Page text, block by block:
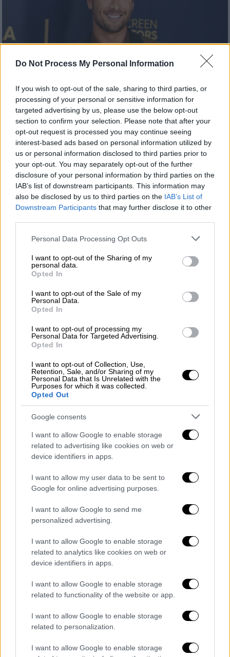
Do Not Process My Personal Information
If you wish to opt-out of the sale, sharing to third parties, or
processing of your personal or sensitive information for
targeted advertising by us, please use the below opt-out
section to confirm your selection. Please note that after your
opt-out request is processed you may continue seeing
interest-based ads based on personal information utilized by
us or personal information disclosed to third parties prior to
your opt-out. You may separately opt-out of the further
disclosure of your personal information by third parties on the
IAB’s list of downstream participants. This information may
also be disclosed by us to third parties on the IAB’s List of
Downstream Participants that may further disclose it to other
Please note that this website/app uses one or more Google
not limited to your visit or usage behaviour. You may click to
grant or deny consent to Google and its third-party tags to
use your data for below specified purposes in below Google
consent section.
Personal Data Processing Opt Outs
I want to opt-out of the Sharing of my
personal data.
Opted In
I want to opt-out of the Sale of my
Personal Data.
Opted In
I want to opt-out of processing my
Personal Data for Targeted Advertising.
Opted In
I want to opt-out of Collection, Use,
Retention, Sale, and/or Sharing of my
Personal Data that Is Unrelated with the
Purposes for which it was collected.
Opted Out
Google consents
I want to allow Google to enable storage
related to advertising like cookies on web or
device identifiers in apps.
I want to allow my user data to be sent to
Google for online advertising purposes.
I want to allow Google to send me
personalized advertising.
I want to allow Google to enable storage
related to analytics like cookies on web or
device identifiers in apps.
I want to allow Google to enable storage
related to functionality of the website or app.
I want to allow Google to enable storage
related to personalization.
I want to allow Google to enable storage
Σινεμά| 15.04.2024 09:40
Γκλεν Πάουελ: Θα πρωταγωνιστήσει στο
«The Running Man» του Εντγκαρ Ράιτ
Η ταινία είναι βασισμένη στο ομώνυμο
μυθιστόρημα του Στίβεν Κινγκ
Lifestyle|26.03.2024 19:44
Εγχείρηση καρδιάς για τον Άρνολντ
Σβαρτσενέγκερ: «Σιγά σιγά
μετατρέπομαι σε μηχανή»
Με δόση χιούμορ αντιμετώπισε ο πρώην
Ρόμποκοπ την τοποθέτηση βηματοδότη
Lifestyle|03.01.2024 09:43
Άρνολντ Σβαρτσενέγκερ στον Ντάνι Ντε